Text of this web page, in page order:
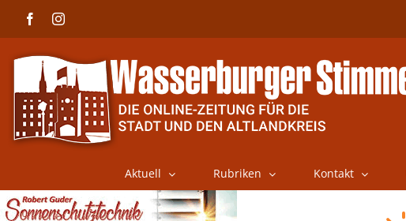
FacebookInstagram
Aktuell Rubriken Kontakt